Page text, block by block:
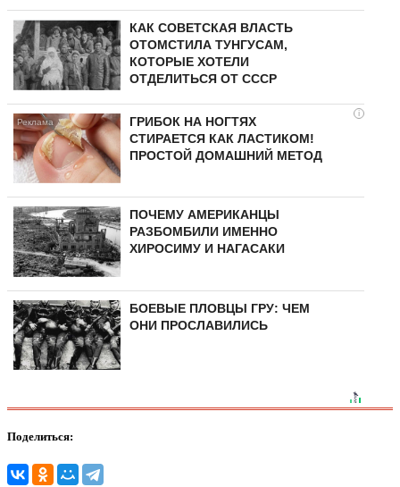
КАК СОВЕТСКАЯ ВЛАСТЬ
ОТОМСТИЛА ТУНГУCAМ,
КОТОРЫЕ ХОТЕЛИ
ОТДЕЛИТЬСЯ ОТ СССР
i
ГРИБОК НА НОГТЯХ
СТИРАЕТСЯ КАК ЛАСТИКОМ!
ПРОСТОЙ ДОМАШНИЙ МЕТОД
ПОЧЕМУ АМЕРИКАНЦЫ
РАЗБОМБИЛИ ИМЕННО
ХИРОСИМУ И НАГАСАКИ
БОЕВЫЕ ПЛОВЦЫ ГРУ: ЧЕМ
ОНИ ПРОСЛАВИЛИСЬ
Поделиться: